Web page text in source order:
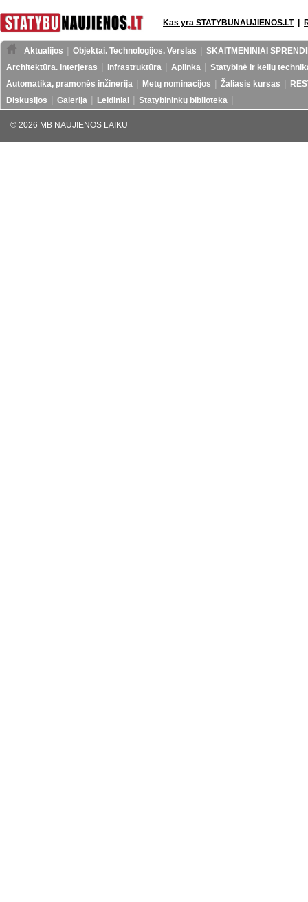
Kas yra STATYBUNAUJIENOS.LT|
Aktualijos Objektai. Technologijos. Verslas
SKAITMENINIAI
Architektūra. Interjeras
Infrastruktūra Aplinka
Statybinė ir kelių
Automatika, pramonės inžinerija
Metų nominacijos Žaliasis kursas
Diskusijos
Galerija Leidiniai Statybininkų biblioteka
© 2026 MB NAUJIENOS LAIKU